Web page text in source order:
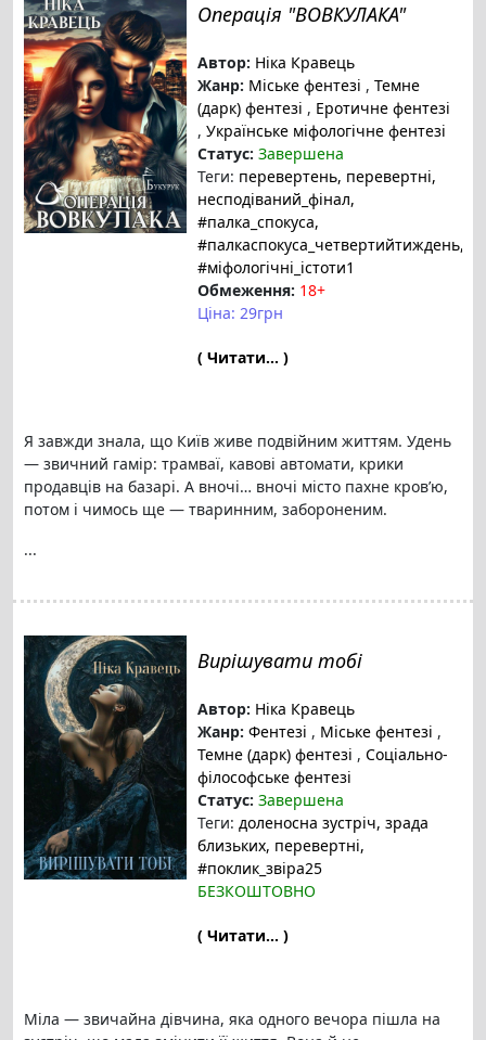
Операція "ВОВКУЛАКА"
Автор: Ніка Кравець
Жанр: Міське фентезі , Темне
(дарк) фентезі , Еротичне фентезі
, Українське міфологічне фентезі
Статус: Завершена
Теги: перевертень, перевертні,
несподіваний_фінал,
#палка_спокуса,
#палкаспокуса_четвертийтиждень,
#міфологічні_істоти1
Обмеження: 18+
Ціна: 29грн
( Читати... )
Я завжди знала, що Київ живе подвійним життям. Удень
— звичний гамір: трамваї, кавові автомати, крики
продавців на базарі. А вночі… вночі місто пахне кров’ю,
потом і чимось ще — тваринним, забороненим.
...
Вирішувати тобі
Автор: Ніка Кравець
Жанр: Фентезі , Міське фентезі ,
Темне (дарк) фентезі , Соціально-
філософське фентезі
Статус: Завершена
Теги: доленосна зустріч, зрада
близьких, перевертні,
#поклик_звіра25
БЕЗКОШТОВНО
( Читати... )
Міла — звичайна дівчина, яка одного вечора пішла на